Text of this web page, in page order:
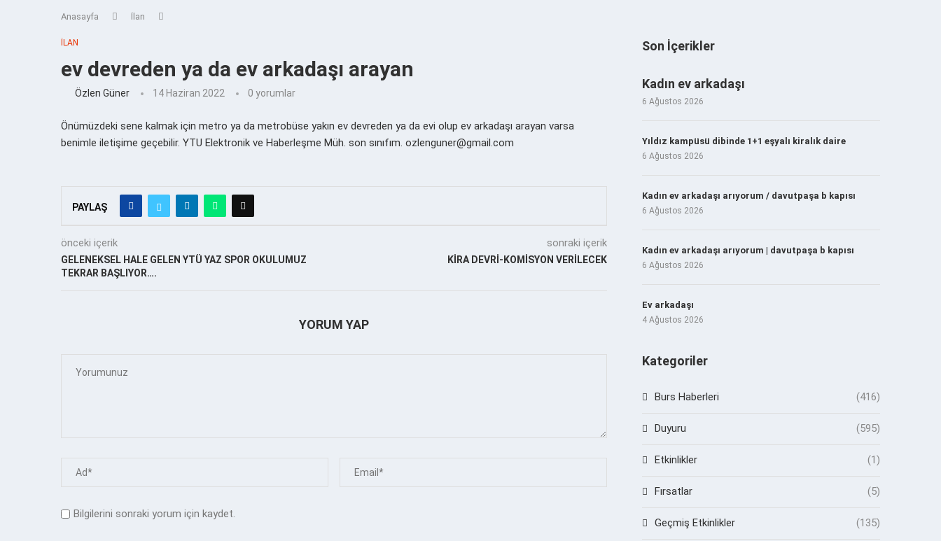
Anasayfa İlan
İLAN
ev devreden ya da ev arkadaşı arayan
Özlen Güner 14 Haziran 2022 0 yorumlar
Önümüzdeki sene kalmak için metro ya da metrobüse yakın ev devreden ya da evi olup ev arkadaşı arayan varsa
benimle iletişime geçebilir. YTU Elektronik ve Haberleşme Müh. son sınıfım. ozlenguner@gmail.com
PAYLAŞ
önceki içerik
GELENEKSEL HALE GELEN YTÜ YAZ SPOR OKULUMUZ
TEKRAR BAŞLIYOR….
sonraki içerik
KİRA DEVRİ-KOMİSYON VERİLECEK
YORUM YAP
Bilgilerini sonraki yorum için kaydet.
Son İçerikler
Kadın ev arkadaşı
6 Ağustos 2026
Yıldız kampüsü dibinde 1+1 eşyalı kiralık daire
6 Ağustos 2026
Kadın ev arkadaşı arıyorum / davutpaşa b kapısı
6 Ağustos 2026
Kadın ev arkadaşı arıyorum | davutpaşa b kapısı
6 Ağustos 2026
Ev arkadaşı
4 Ağustos 2026
Kategoriler
Burs Haberleri (416)
Duyuru (595)
Etkinlikler (1)
Fırsatlar (5)
Geçmiş Etkinlikler (135)